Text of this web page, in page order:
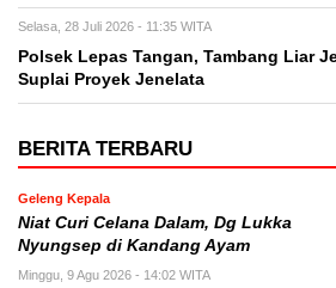
Selasa, 28 Juli 2026 - 11:35 WITA
Polsek Lepas Tangan, Tambang Liar
Suplai Proyek Jenelata
BERITA TERBARU
Geleng Kepala
Niat Curi Celana Dalam, Dg Lukka
Nyungsep di Kandang Ayam
Minggu, 9 Agu 2026 - 14:02 WITA